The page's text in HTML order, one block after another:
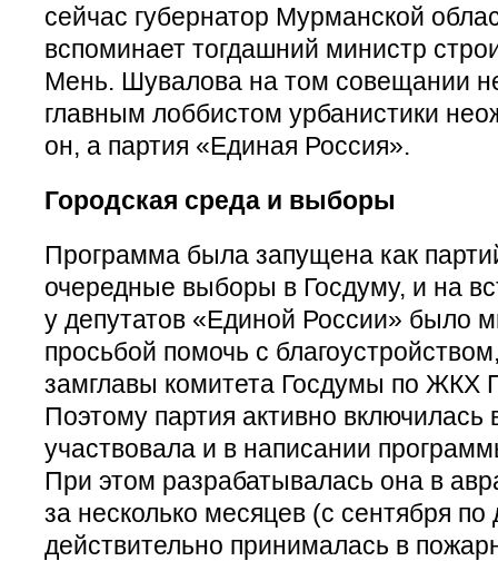
сейчас губернатор Мурманской
вспоминает тогдашний министр
Мень. Шувалова на том совещании
главным лоббистом урбанистики
он, а партия «Единая Россия».
Городская среда и выборы
Программа была запущена как
очередные выборы в Госдуму, и на
у депутатов «Единой России» было
просьбой помочь с
замглавы комитета Госдумы по ЖКХ
Поэтому партия активно включилась
участвовала и в написании
При этом разрабатывалась она в
за несколько месяцев (с сентября
действительно принималась в